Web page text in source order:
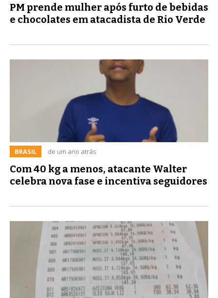
PM prende mulher após furto de bebidas
e chocolates em atacadista de Rio Verde
BRASIL de um ano atrás
Com 40 kg a menos, atacante Walter
celebra nova fase e incentiva seguidores